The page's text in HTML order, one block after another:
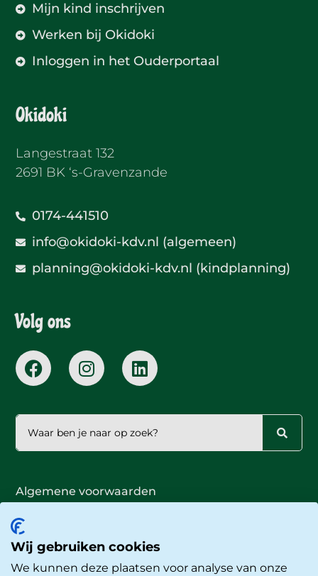
Mijn kind inschrijven
Werken bij Okidoki
Inloggen in het Ouderportaal
Okidoki
Langestraat 132
2691 BK ‘s-Gravenzande
0174-441510
info@okidoki-kdv.nl (algemeen)
planning@okidoki-kdv.nl (kindplanning)
Volg ons
Algemene voorwaarden
Privacyverklaring
Cookieverklaring
Wij gebruiken cookies
We kunnen deze plaatsen voor analyse van onze